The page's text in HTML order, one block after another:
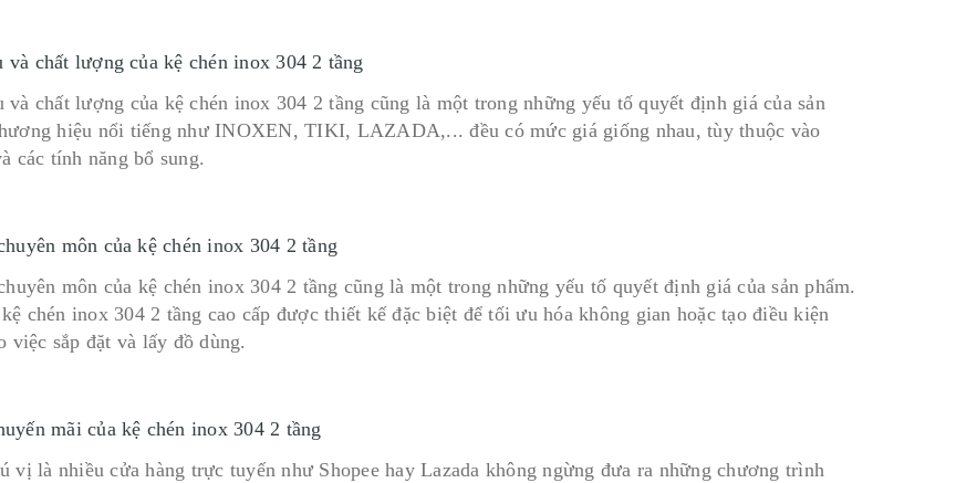
và chất lượng của kệ chén inox 304 2 tầng
và chất lượng của kệ chén inox 304 2 tầng cũng là một trong những yếu tố quyết định giá của sản
hiệu nổi tiếng như INOXEN, TIKI, LAZADA,... đều có mức giá giống nhau, tùy thuộc vào
các tính năng bổ sung.
môn của kệ chén inox 304 2 tầng
môn của kệ chén inox 304 2 tầng cũng là một trong những yếu tố quyết định giá của sản phẩm.
chén inox 304 2 tầng cao cấp được thiết kế đặc biệt để tối ưu hóa không gian hoặc tạo điều kiện
việc sắp đặt và lấy đồ dùng.
mãi của kệ chén inox 304 2 tầng
vị là nhiều cửa hàng trực tuyến như Shopee hay Lazada không ngừng đưa ra những chương trình